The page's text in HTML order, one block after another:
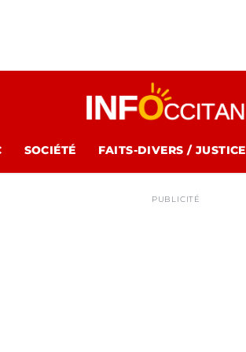
SOCIÉTÉ FAITS-DIVERS / JUSTICE
PUBLICITÉ